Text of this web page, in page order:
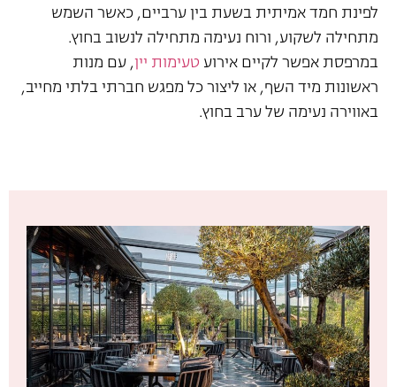
לפינת חמד אמיתית בשעת בין ערביים, כאשר השמש
מתחילה לשקוע, ורוח נעימה מתחילה לנשוב בחוץ.
במרפסת אפשר לקיים אירוע טעימות יין, עם מנות
ראשונות מיד השף, או ליצור כל מפגש חברתי בלתי מחייב,
באווירה נעימה של ערב בחוץ.